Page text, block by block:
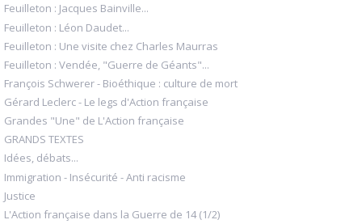
Feuilleton : Jacques Bainville...
Feuilleton : Léon Daudet...
Feuilleton : Une visite chez Charles Maurras
Feuilleton : Vendée, "Guerre de Géants"...
François Schwerer - Bioéthique : culture de mort
Gérard Leclerc - Le legs d'Action française
Grandes "Une" de L'Action française
GRANDS TEXTES
Idées, débats...
Immigration - Insécurité - Anti racisme
Justice
L'Action française dans la Guerre de 14 (1/2)